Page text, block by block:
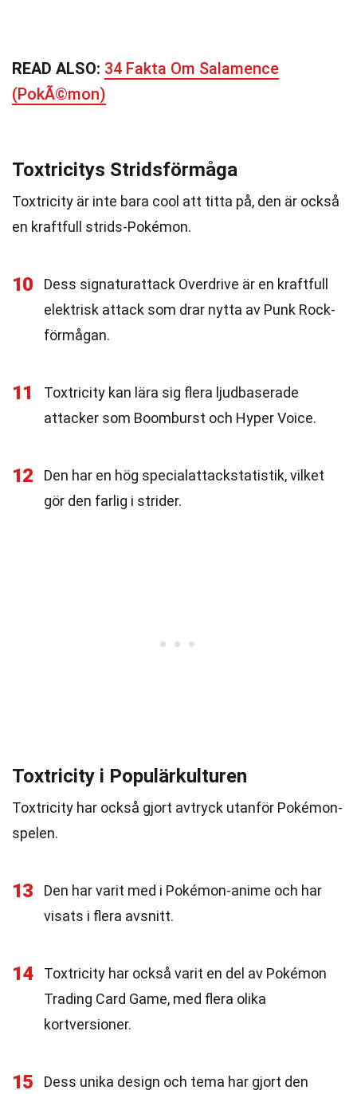
READ ALSO: 34 Fakta Om Salamence
(PokÃ©mon)
Toxtricitys Stridsförmåga
Toxtricity är inte bara cool att titta på, den är också
en kraftfull strids-Pokémon.
10
Dess signaturattack Overdrive är en kraftfull
elektrisk attack som drar nytta av Punk Rock-
förmågan.
11
Toxtricity kan lära sig flera ljudbaserade
attacker som Boomburst och Hyper Voice.
12
Den har en hög specialattackstatistik, vilket
gör den farlig i strider.
Toxtricity i Populärkulturen
Toxtricity har också gjort avtryck utanför Pokémon-
spelen.
13
Den har varit med i Pokémon-anime och har
visats i flera avsnitt.
14
Toxtricity har också varit en del av Pokémon
Trading Card Game, med flera olika
kortversioner.
15
Dess unika design och tema har gjort den